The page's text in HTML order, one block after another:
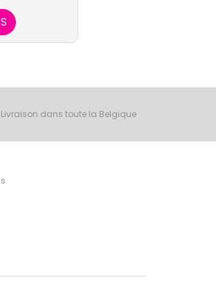
de
Livraison dans toute la Belgique